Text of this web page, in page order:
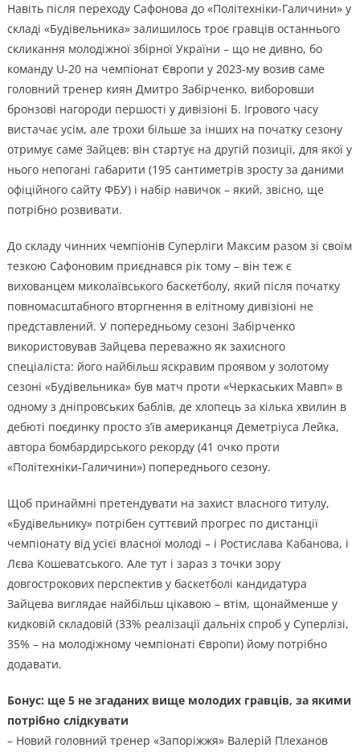
Навіть після переходу Сафонова до «Політехніки-Галичини» у
складі «Будівельника» залишилось троє гравців останнього
скликання молодіжної збірної України – що не дивно, бо
команду U-20 на чемпіонат Європи у 2023-му возив саме
головний тренер киян Дмитро Забірченко, виборовши
бронзові нагороди першості у дивізіоні Б. Ігрового часу
вистачає усім, але трохи більше за інших на початку сезону
отримує саме Зайцев: він стартує на другій позиції, для якої у
нього непогані габарити (195 сантиметрів зросту за даними
офіційного сайту ФБУ) і набір навичок – який, звісно, ще
потрібно розвивати.
До складу чинних чемпіонів Суперліги Максим разом зі своїм
тезкою Сафоновим приєднався рік тому – він теж є
вихованцем миколаївського баскетболу, який після початку
повномасштабного вторгнення в елітному дивізіоні не
представлений. У попередньому сезоні Забірченко
використовував Зайцева переважно як захисного
спеціаліста: його найбільш яскравим проявом у золотому
сезоні «Будівельника» був матч проти «Черкаських Мавп» в
одному з дніпровських баблів, де хлопець за кілька хвилин в
дебюті поєдинку просто з’їв американця Деметріуса Лейка,
автора бомбардирського рекорду (41 очко проти
«Політехніки-Галичини») попереднього сезону.
Щоб принаймні претендувати на захист власного титулу,
«Будівельнику» потрібен суттєвий прогрес по дистанції
чемпіонату від усієї власної молоді – і Ростислава Кабанова, і
Лєва Кошеватського. Але тут і зараз з точки зору
довгострокових перспектив у баскетболі кандидатура
Зайцева виглядає найбільш цікавою – втім, щонайменше у
кидковій складовій (33% реалізації дальніх спроб у Суперлізі,
35% – на молодіжному чемпіонаті Європи) йому потрібно
додавати.
Бонус: ще 5 не згаданих вище молодих гравців, за якими
потрібно слідкувати
– Новий головний тренер «Запоріжжя» Валерій Плеханов